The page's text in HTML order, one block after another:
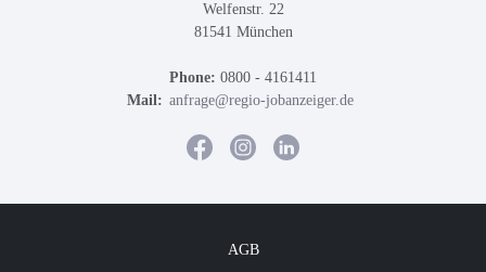
Welfenstr. 22
81541 München
Phone: 0800 - 4161411
Mail: anfrage@regio-jobanzeiger.de
AGB